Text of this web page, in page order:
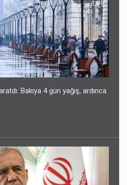
Bakıya 4 gün yağış, ardınca